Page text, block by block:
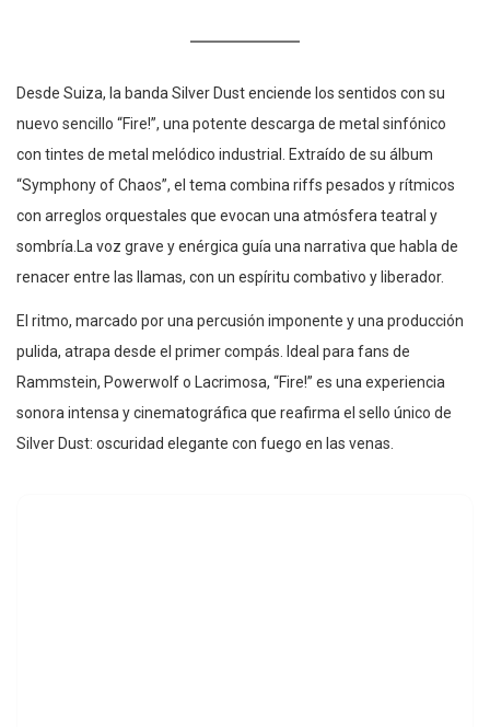
Desde Suiza, la banda Silver Dust enciende los sentidos con su
nuevo sencillo “Fire!”, una potente descarga de metal sinfónico
con tintes de metal melódico industrial. Extraído de su álbum
“Symphony of Chaos”, el tema combina riffs pesados y rítmicos
con arreglos orquestales que evocan una atmósfera teatral y
sombría.La voz grave y enérgica guía una narrativa que habla de
renacer entre las llamas, con un espíritu combativo y liberador.
El ritmo, marcado por una percusión imponente y una producción
pulida, atrapa desde el primer compás. Ideal para fans de
Rammstein, Powerwolf o Lacrimosa, “Fire!” es una experiencia
sonora intensa y cinematográfica que reafirma el sello único de
Silver Dust: oscuridad elegante con fuego en las venas.